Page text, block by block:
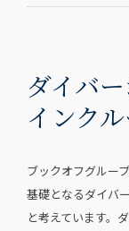
ダイバ
インク
ブックオフグルー
基礎となるダイバ
と考えています。